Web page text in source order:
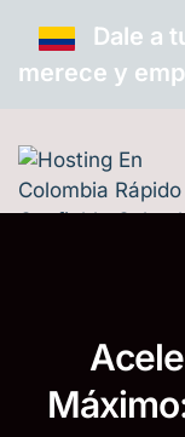
Dale a
merece y